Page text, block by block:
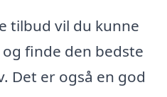
tilbud vil du kunne
finde den bedste
Det er også en god